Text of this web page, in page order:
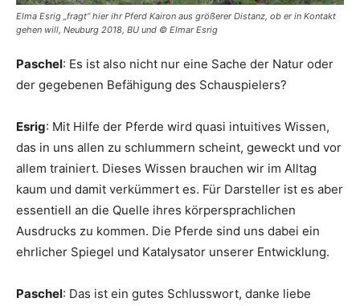
Elma Esrig „fragt“ hier ihr Pferd Kairon aus größerer Distanz, ob er in Kontakt
gehen will, Neuburg 2018, BU und © Elmar Esrig
Paschel: Es ist also nicht nur eine Sache der Natur oder
der gegebenen Befähigung des Schauspielers?
Esrig: Mit Hilfe der Pferde wird quasi intuitives Wissen,
das in uns allen zu schlummern scheint, geweckt und vor
allem trainiert. Dieses Wissen brauchen wir im Alltag
kaum und damit verkümmert es. Für Darsteller ist es aber
essentiell an die Quelle ihres körpersprachlichen
Ausdrucks zu kommen. Die Pferde sind uns dabei ein
ehrlicher Spiegel und Katalysator unserer Entwicklung.
Paschel: Das ist ein gutes Schlusswort, danke liebe